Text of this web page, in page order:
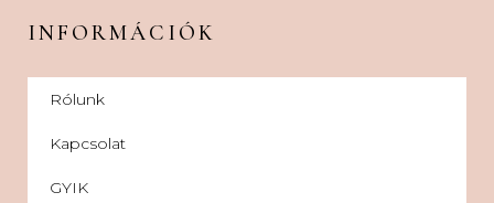
INFORMÁCIÓK
Rólunk
Kapcsolat
GYIK